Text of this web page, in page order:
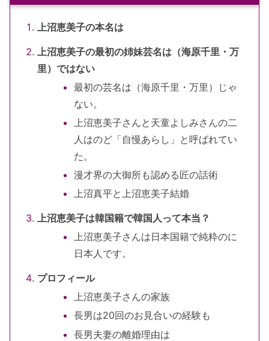
上沼恵美子の本名は
上沼恵美子の最初の姉妹芸名は（海原千里・万
里）ではない
最初の芸名は（海原千里・万里）じゃ
ない。
上沼恵美子さんと天童よしみさんの二
人はのど「自慢あらし」と呼ばれてい
た。
漫才界の大御所も認める匠の話術
上沼真平と上沼恵美子結婚
上沼恵美子は韓国籍で韓国人って本当？
上沼恵美子さんは日本国籍で純粋のに
日本人です。
プロフィール
上沼恵美子さんの家族
長男は20回のお見合いの経験も
長男夫妻の離婚理由は